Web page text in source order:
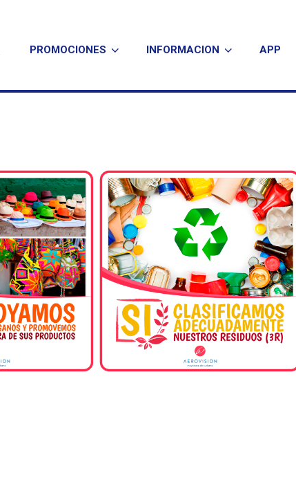
PROMOCIONES INFORMACION APP